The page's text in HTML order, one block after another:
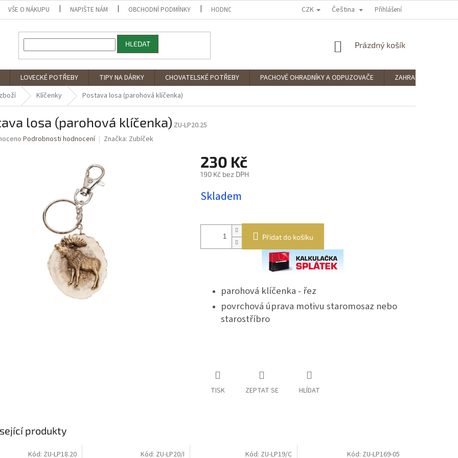
VŠE O NÁKUPU NAPIŠTE NÁM OBCHODNÍ PODMÍNKY HODNOCENÍ OBCHODU PODMÍNKY OCHRANY OSOBNÍCH ÚDAJŮ
CZK Čeština Přihlášení
HLEDAT
NÁKUPNÍ
Prázdný košík
LOVECKÉ POTŘEBY TIPY NA DÁRKY CHOVATELSKÉ POTŘEBY PACHOVÉ OHRADNÍKY A ODPUZOVAČE
ZAHRADNÍ POTŘEBY
Klíčenky Postava losa (parohová klíčenka)
losa (parohová klíčenka) ZU-LP20.25
Podrobnosti hodnocení Značka: Zubíček
230 Kč
190 Kč bez DPH
cena:
Skladem
Přidat do košíku
parohová klíčenka - řez
povrchová úprava motivu staromosaz nebo
starostříbro
TISK ZEPTAT SE HLÍDAT
produkty
Kód: ZU-LP18.20 Kód: ZU-LP20/I Kód: ZU-LP19/C Kód: ZU-LP169-05